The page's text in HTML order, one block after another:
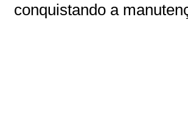
conquistando a